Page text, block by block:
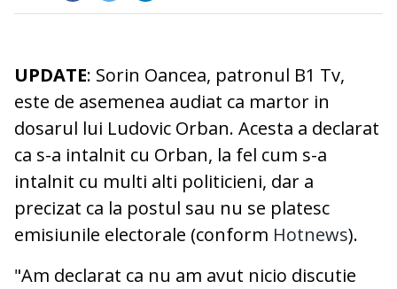
UPDATE: Sorin Oancea, patronul B1 Tv,
este de asemenea audiat ca martor in
dosarul lui Ludovic Orban. Acesta a declarat
ca s-a intalnit cu Orban, la fel cum s-a
intalnit cu multi alti politicieni, dar a
precizat ca la postul sau nu se platesc
emisiunile electorale (conform Hotnews).
"Am declarat ca nu am avut nicio discutie